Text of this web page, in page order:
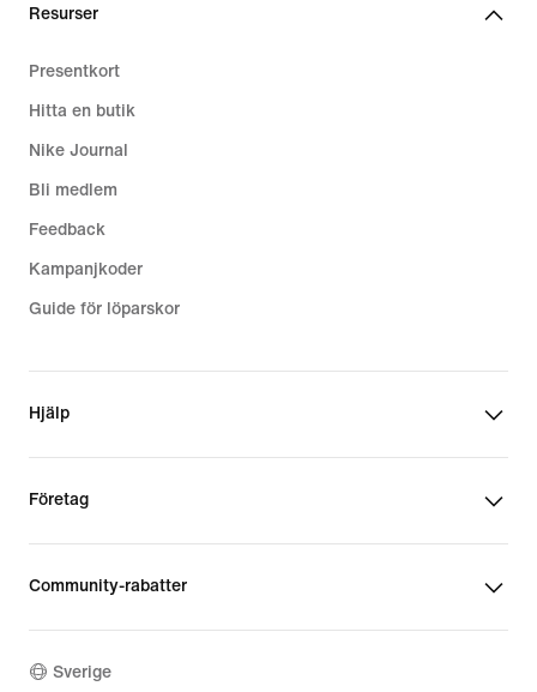
Resurser
Presentkort
Hitta en butik
Nike Journal
Bli medlem
Feedback
Kampanjkoder
Guide för löparskor
Hjälp
Företag
Community-rabatter
Sverige